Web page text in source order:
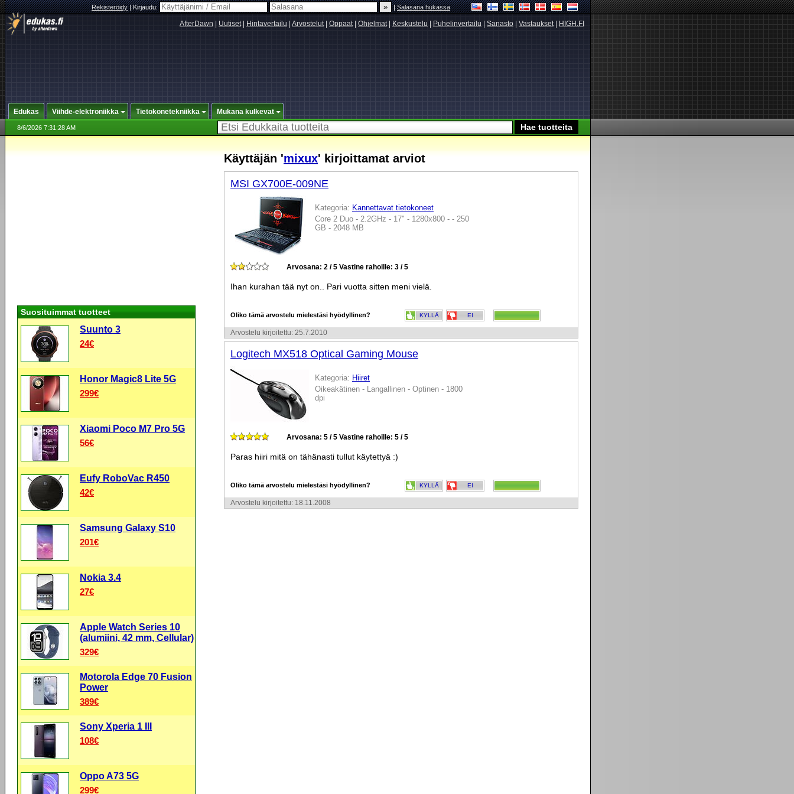
Rekisteröidy|Kirjaudu: |Salasana hukassa
AfterDawn Uutiset| Hintavertailu Arvostelut| Oppaat| Ohjelmat| Keskustelu Puhelinvertailu Sanasto Vastaukset| HIGH.FI
Edukas Viihde-elektroniikka Tietokonetekniikka Mukana kulkevat
8/6/2026 7:31:28 AM
Käyttäjän 'mixux' kirjoittamat arviot
MSI GX700E-009NE
Kategoria: Kannettavat tietokoneet
Core 2 Duo - 2.2GHz - 17" - 1280x800 - - 250
GB - 2048 MB
Arvosana: 2 / 5 Vastine rahoille: 3 / 5
Ihan kurahan tää nyt on.. Pari vuotta sitten meni vielä.
Oliko tämä arvostelu mielestäsi hyödyllinen? KYLLÄ EI
Arvostelu kirjoitettu: 25.7.2010
Logitech MX518 Optical Gaming Mouse
Kategoria: Hiiret
Oikeakätinen - Langallinen - Optinen - 1800
dpi
Arvosana: 5 / 5 Vastine rahoille: 5 / 5
Paras hiiri mitä on tähänasti tullut käytettyä :)
Oliko tämä arvostelu mielestäsi hyödyllinen? KYLLÄ EI
Arvostelu kirjoitettu: 18.11.2008
Suosituimmat tuotteet
Suunto 3
24€
Honor Magic8 Lite 5G
299€
Xiaomi Poco M7 Pro 5G
56€
Eufy RoboVac R450
42€
Samsung Galaxy S10
201€
Nokia 3.4
27€
Apple Watch Series 10
(alumiini, 42 mm, Cellular)
329€
Motorola Edge 70 Fusion
Power
389€
Sony Xperia 1 III
108€
Oppo A73 5G
299€